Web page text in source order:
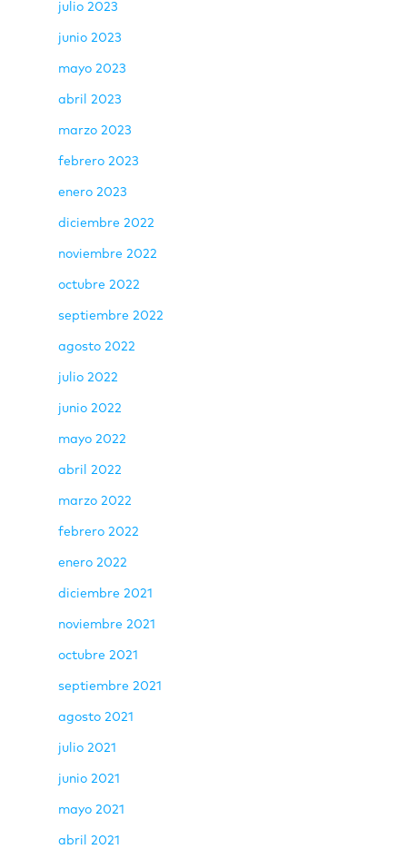
julio 2023
junio 2023
mayo 2023
abril 2023
marzo 2023
febrero 2023
enero 2023
diciembre 2022
noviembre 2022
octubre 2022
septiembre 2022
agosto 2022
julio 2022
junio 2022
mayo 2022
abril 2022
marzo 2022
febrero 2022
enero 2022
diciembre 2021
noviembre 2021
octubre 2021
septiembre 2021
agosto 2021
julio 2021
junio 2021
mayo 2021
abril 2021